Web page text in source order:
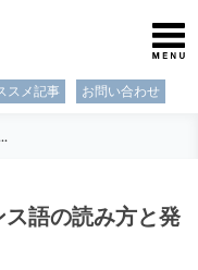
スメ記事 お問い合わせ
ス語の読み方と発